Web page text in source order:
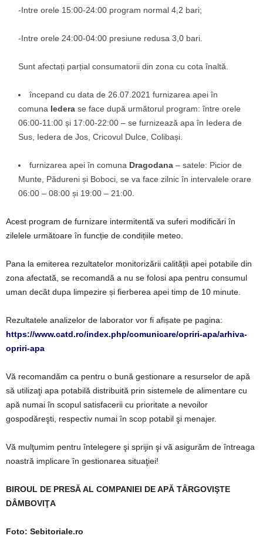
-Intre orele 15:00-24:00 program normal 4,2 bari;
-Intre orele 24:00-04:00 presiune redusa 3,0 bari.
Sunt afectați parțial consumatorii din zona cu cota înaltă.
începand cu data de 26.07.2021 furnizarea apei în
comuna Iedera se face după următorul program: între orele
06:00-11:00 și 17:00-22:00 – se furnizează apa în Iedera de
Sus, Iedera de Jos, Cricovul Dulce, Colibași.
furnizarea apei în comuna Dragodana – satele: Picior de
Munte, Pădureni și Boboci, se va face zilnic în intervalele orare
06:00 – 08:00 și 19:00 – 21:00.
Acest program de furnizare intermitentă va suferi modificări în
zilelele următoare în funcție de condițiile meteo.
Pana la emiterea rezultatelor monitorizării calității apei potabile din
zona afectată, se recomandă a nu se folosi apa pentru consumul
uman decât dupa limpezire și fierberea apei timp de 10 minute.
Rezultatele analizelor de laborator vor fi afișate pe pagina:
https://www.catd.ro/index.php/comunicare/opriri-apa/arhiva-
opriri-apa
Vă recomandăm ca pentru o bună gestionare a resurselor de apă
să utilizaţi apa potabilă distribuită prin sistemele de alimentare cu
apă numai în scopul satisfacerii cu prioritate a nevoilor
gospodăreşti, respectiv numai în scop potabil şi menajer.
Vă mulţumim pentru întelegere şi sprijin şi vă asigurăm de întreaga
noastră implicare în gestionarea situaţiei!
BIROUL DE PRESĂ AL COMPANIEI DE APĂ TÂRGOVIŞTE
DÂMBOVIŢA
Foto: Sebitoriale.ro